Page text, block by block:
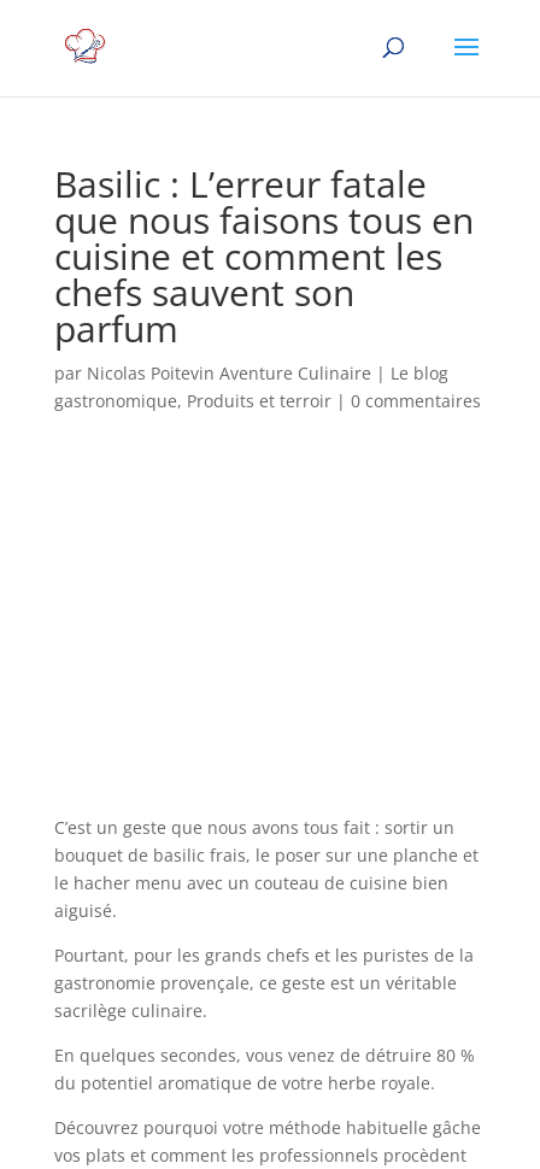
Basilic : L’erreur fatale
que nous faisons tous en
cuisine et comment les
chefs sauvent son
parfum
par Nicolas Poitevin Aventure Culinaire | Le blog
gastronomique, Produits et terroir| 0 commentaires
C’est un geste que nous avons tous fait : sortir un
bouquet de basilic frais, le poser sur une planche et
le hacher menu avec un couteau de cuisine bien
aiguisé.
Pourtant, pour les grands chefs et les puristes de la
gastronomie provençale, ce geste est un véritable
sacrilège culinaire.
En quelques secondes, vous venez de détruire 80 %
du potentiel aromatique de votre herbe royale.
Découvrez pourquoi votre méthode habituelle gâche
vos plats et comment les professionnels procèdent